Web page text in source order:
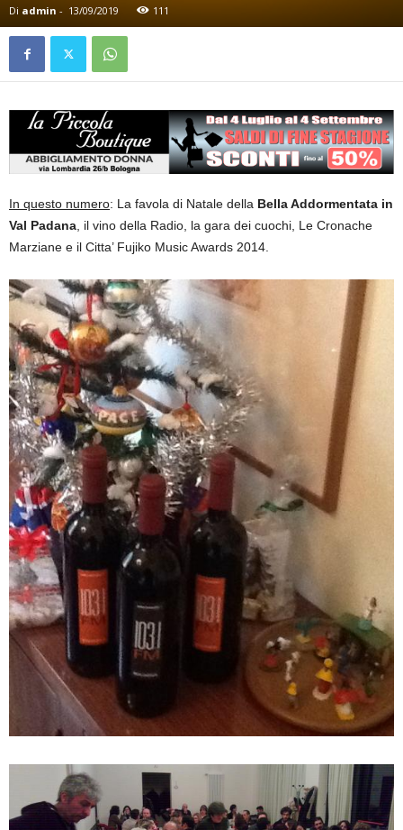
Di admin - 13/09/2019 111
In questo numero: La favola di Natale della Bella Addormentata in
Val Padana , il vino della Radio, la gara dei cuochi, Le Cronache
Marziane e il Citta’ Fujiko Music Awards 2014.